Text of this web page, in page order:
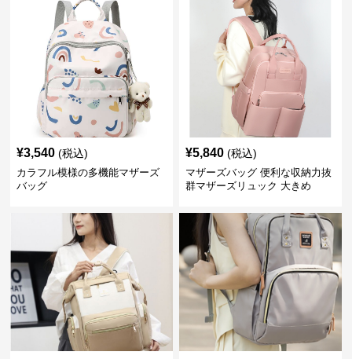
¥3,540 (税込)
カラフル模様の多機能マザーズ
バッグ
¥5,840 (税込)
マザーズバッグ 便利な収納力抜
群マザーズリュック 大きめ